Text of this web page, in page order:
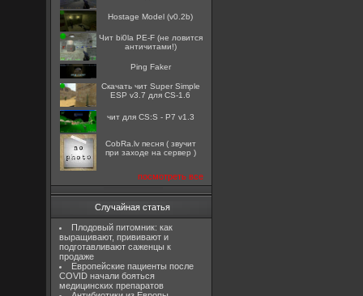
Hostage Model (v0.2b)
Чит bi0la PE-F (не ловится
античитами!)
Ping Faker
Скачать чит Super Simple
ESP v3.7 для CS-1.6
чит для CS:S - P7 v1.3
CobRa.lv песня ( звучит
при заходе на сервер )
посмотреть все
Случайная статья
Плодовый питомник: как
выращивают, прививают и
подготавливают саженцы к
продаже
Европейские пациенты после
COVID начали бояться
медицинских препаратов